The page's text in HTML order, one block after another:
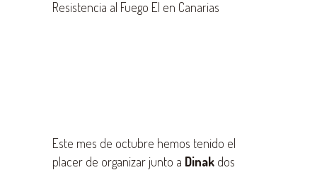
Resistencia al Fuego EI en Canarias
Este mes de octubre hemos tenido el
placer de organizar junto a Dinak dos